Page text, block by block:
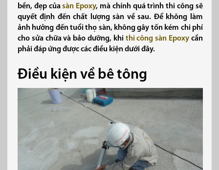
bền, đẹp củasàn Epoxy, mà chính quá trình thi công sẽ
quyết định đến chất lượng sàn về sau. Để không làm
ảnh hưởng đến tuổi thọ sàn, không gây tốn kém chi phí
cho sửa chữa và bảo dưỡng, khi thi công sàn Epoxy cần
phải đáp ứng được các điều kiện dưới đây.
Điều kiện về bê tông